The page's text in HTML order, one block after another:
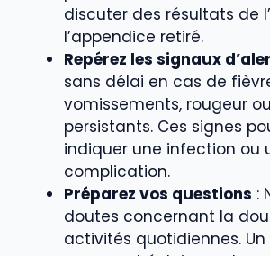
discuter des résultats de
l’appendice retiré.
Repérez les signaux
sans délai en cas de
vomissements, rougeur
persistants. Ces signes
indiquer une infection ou
complication.
Préparez vos questions :
doutes concernant la
activités quotidiennes.